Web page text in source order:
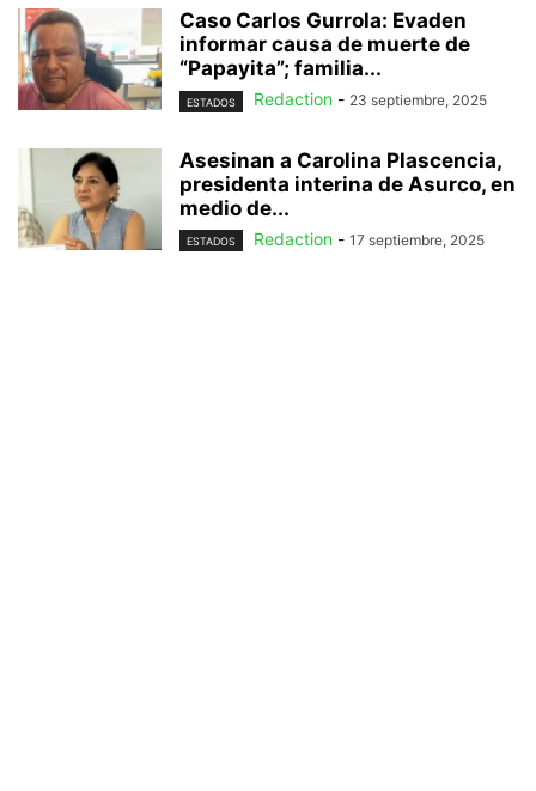
Caso Carlos Gurrola: Evaden
informar causa de muerte de
“Papayita”; familia...
ESTADOS Redaction - 23 septiembre, 2025
Asesinan a Carolina Plascencia,
presidenta interina de Asurco, en
medio de...
ESTADOS Redaction - 17 septiembre, 2025